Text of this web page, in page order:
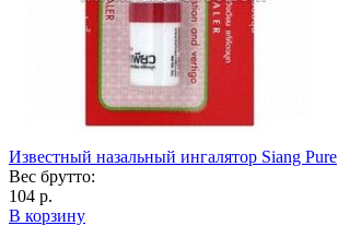
Известный назальный ингалятор Siang Pure
Вес брутто:
104 р.
В корзину